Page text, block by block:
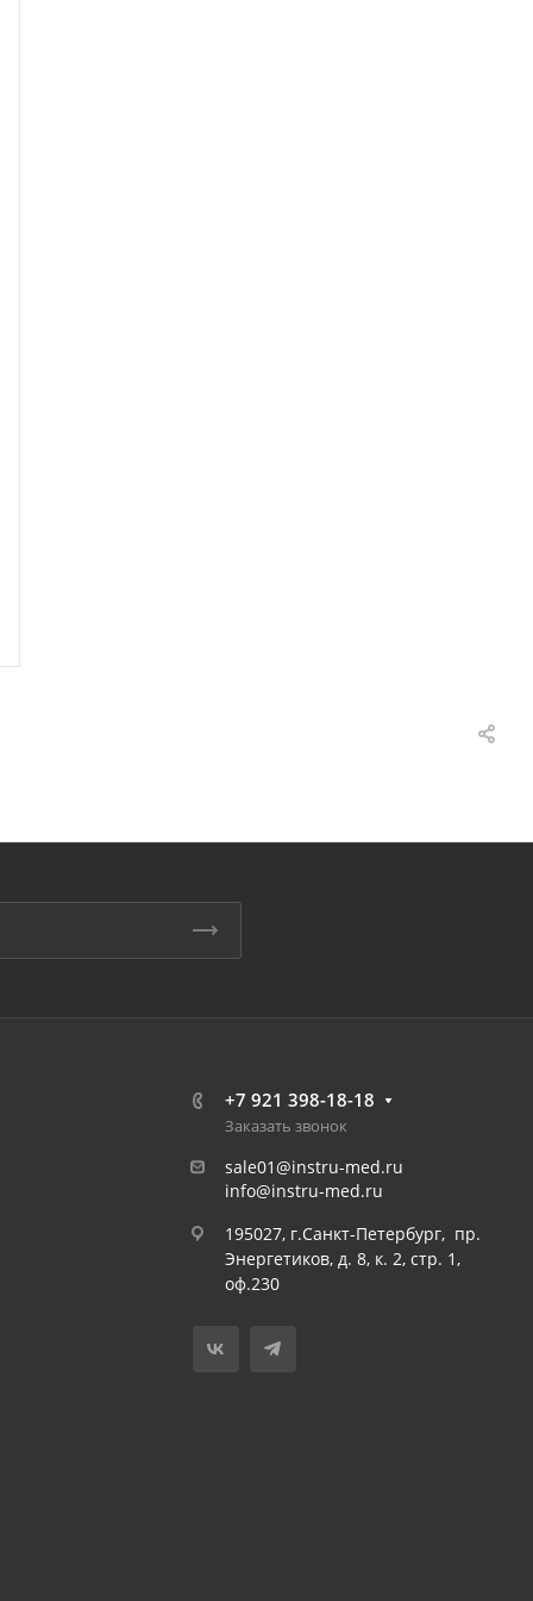
+7 921 398-18-18
Заказать звонок
sale01@instru-med.ru
info@instru-med.ru
195027, г.Санкт-Петербург, пр.
Энергетиков, д. 8, к. 2, стр. 1,
оф.230